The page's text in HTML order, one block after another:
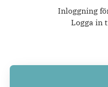
Inloggning
Logga in